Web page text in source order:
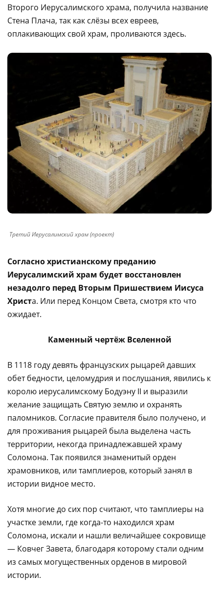
Второго Иерусалимского храма, получила название
Стена Плача, так как слёзы всех евреев,
оплакивающих свой храм, проливаются здесь.
Третий Иерусалимский храм (проект)
Согласно христианскому преданию
Иерусалимский храм будет восстановлен
незадолго перед Вторым Пришествием Иисуса
Христа. Или перед Концом Света, смотря кто что
ожидает.
Каменный чертёж Вселенной
В 1118 году девять французских рыцарей давших
обет бедности, целомудрия и послушания, явились к
королю иерусалимскому Бодуэну II и выразили
желание защищать Святую землю и охранять
паломников. Согласие правителя было получено, и
для проживания рыцарей была выделена часть
территории, некогда принадлежавшей храму
Соломона. Так появился знаменитый орден
храмовников, или тамплиеров, который занял в
истории видное место.
Хотя многие до сих пор считают, что тамплиеры на
участке земли, где когда-то находился храм
Соломона, искали и нашли величайшее сокровище
— Ковчег Завета, благодаря которому стали одним
из самых могущественных орденов в мировой
истории.